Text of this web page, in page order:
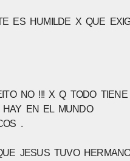
ES HUMILDE X QUE
NO !!! X Q TODO
EN EL MUNDO
.
JESUS TUVO